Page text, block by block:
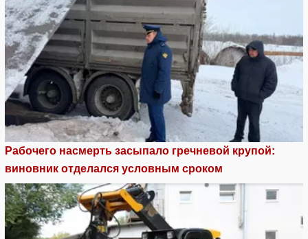
Рабочего насмерть засыпало гречневой крупой:
виновник отделался условным сроком